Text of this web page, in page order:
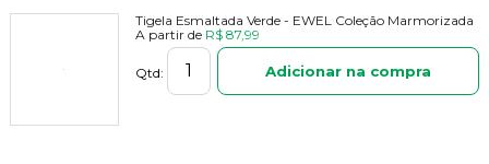
Tigela Esmaltada Verde - EWEL Coleção Marmorizada
A partir de R$ 87,99
Qtd: Adicionar na compra